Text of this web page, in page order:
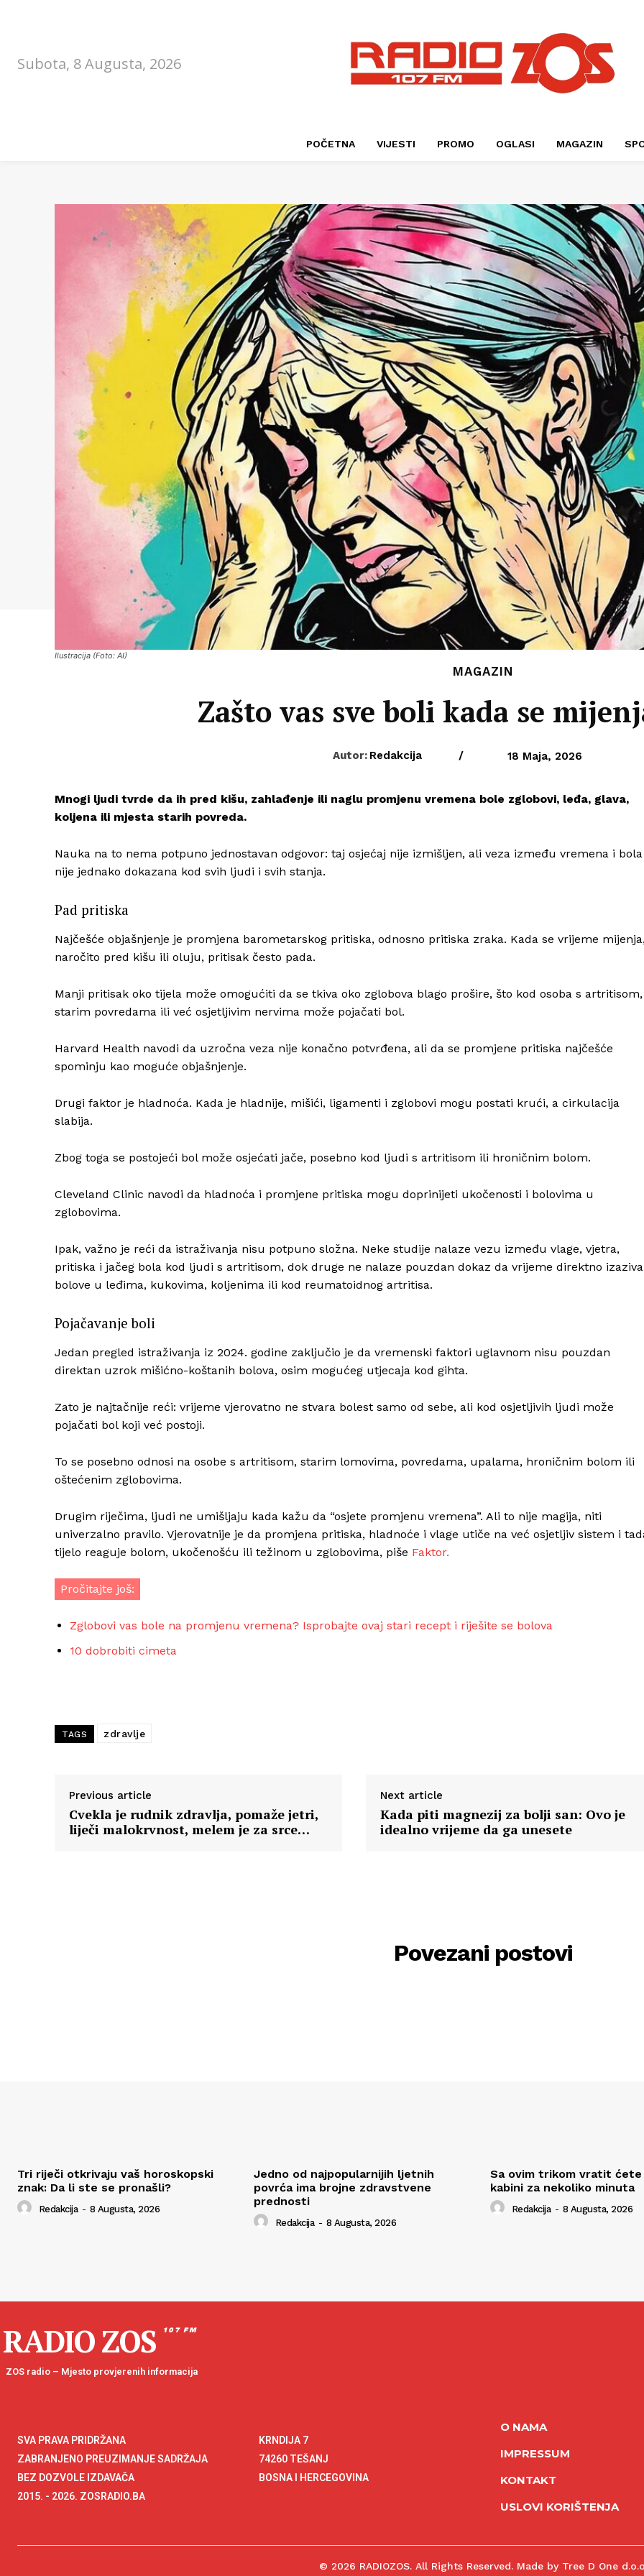
Subota, 8 Augusta, 2026
POČETNA VIJESTI PROMO OGLASI MAGAZIN
Ilustracija (Foto: AI)
MAGAZIN
Zašto vas sve boli kada se
Autor: Redakcija / 18 Maja, 2026
Mnogi ljudi tvrde da ih pred kišu, zahlađenje ili naglu promjenu vremena bole zglobovi, leđa, glava,
koljena ili mjesta starih povreda.
Nauka na to nema potpuno jednostavan odgovor: taj osjećaj nije izmišljen, ali veza između vremena i bola
nije jednako dokazana kod svih ljudi i svih stanja.
Pad pritiska
Najčešće objašnjenje je promjena barometarskog pritiska, odnosno pritiska zraka. Kada se vrijeme
naročito pred kišu ili oluju, pritisak često pada.
Manji pritisak oko tijela može omogućiti da se tkiva oko zglobova blago prošire, što kod osoba s artritisom,
starim povredama ili već osjetljivim nervima može pojačati bol.
Harvard Health navodi da uzročna veza nije konačno potvrđena, ali da se promjene pritiska najčešće
spominju kao moguće objašnjenje.
Drugi faktor je hladnoća. Kada je hladnije, mišići, ligamenti i zglobovi mogu postati krući, a cirkulacija
slabija.
Zbog toga se postojeći bol može osjećati jače, posebno kod ljudi s artritisom ili hroničnim bolom.
Cleveland Clinic navodi da hladnoća i promjene pritiska mogu doprinijeti ukočenosti i bolovima u
zglobovima.
Ipak, važno je reći da istraživanja nisu potpuno složna. Neke studije nalaze vezu između vlage, vjetra,
pritiska i jačeg bola kod ljudi s artritisom, dok druge ne nalaze pouzdan dokaz da vrijeme direktno izaziva
bolove u leđima, kukovima, koljenima ili kod reumatoidnog artritisa.
Pojačavanje boli
Jedan pregled istraživanja iz 2024. godine zaključio je da vremenski faktori uglavnom nisu pouzdan
direktan uzrok mišićno-koštanih bolova, osim mogućeg utjecaja kod gihta.
Zato je najtačnije reći: vrijeme vjerovatno ne stvara bolest samo od sebe, ali kod osjetljivih ljudi može
pojačati bol koji već postoji.
To se posebno odnosi na osobe s artritisom, starim lomovima, povredama, upalama, hroničnim bolom ili
oštećenim zglobovima.
Drugim riječima, ljudi ne umišljaju kada kažu da “osjete promjenu vremena”. Ali to nije magija, niti
univerzalno pravilo. Vjerovatnije je da promjena pritiska, hladnoće i vlage utiče na već osjetljiv sistem i
tijelo reaguje bolom, ukočenošću ili težinom u zglobovima, piše Faktor.
Pročitajte još:
Zglobovi vas bole na promjenu vremena? Isprobajte ovaj stari recept i riješite se bolova
10 dobrobiti cimeta
TAGS zdravlje
Previous article
Cvekla je rudnik zdravlja, pomaže jetri,
liječi malokrvnost, melem je za srce…
Next article
Kada piti magnezij za bolji san: Ovo je
idealno vrijeme da ga unesete
Povezani postovi
Tri riječi otkrivaju vaš horoskopski
znak: Da li ste se pronašli?
Redakcija - 8 Augusta, 2026
Jedno od najpopularnijih ljetnih
povrća ima brojne zdravstvene
prednosti
Redakcija - 8 Augusta, 2026
Sa ovim trikom vratit
kabini za nekoliko minuta
Redakcija - 8 Augusta, 2026
RADIO ZOS 107 FM
ZOS radio – Mjesto provjerenih informacija
SVA PRAVA PRIDRŽANA
ZABRANJENO PREUZIMANJE SADRŽAJA
BEZ DOZVOLE IZDAVAČA
2015. - 2026. ZOSRADIO.BA
KRNDIJA 7
74260 TEŠANJ
BOSNA I HERCEGOVINA
O NAMA
IMPRESSUM
KONTAKT
USLOVI KORIŠTENJA
© 2026 RADIOZOS. All Rights Reserved. Made by Tree D One